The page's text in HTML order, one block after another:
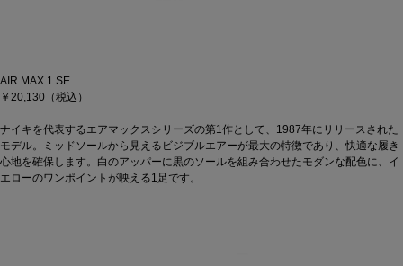
AIR MAX 1 SE
￥20,130（税込）
ナイキを代表するエアマックスシリーズの第1作として、1987年にリリースされた
モデル。ミッドソールから見えるビジブルエアーが最大の特徴であり、快適な履き
心地を確保します。白のアッパーに黒のソールを組み合わせたモダンな配色に、イ
エローのワンポイントが映える1足です。